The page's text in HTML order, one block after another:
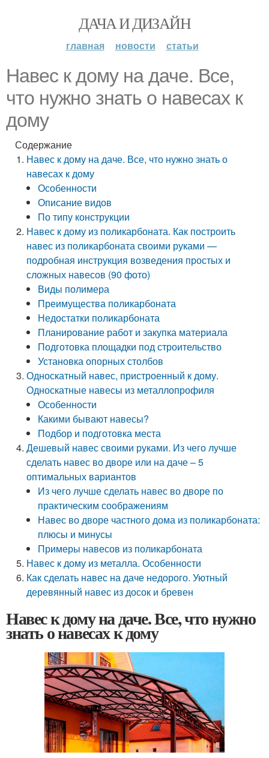
ДАЧА И ДИЗАЙН
главная новости статьи
Навес к дому на даче. Все,
что нужно знать о навесах к
дому
Содержание
Навес к дому на даче. Все, что нужно знать о
навесах к дому
Особенности
Описание видов
По типу конструкции
Навес к дому из поликарбоната. Как построить
навес из поликарбоната своими руками —
подробная инструкция возведения простых и
сложных навесов (90 фото)
Виды полимера
Преимущества поликарбоната
Недостатки поликарбоната
Планирование работ и закупка материала
Подготовка площадки под строительство
Установка опорных столбов
Односкатный навес, пристроенный к дому.
Односкатные навесы из металлопрофиля
Особенности
Какими бывают навесы?
Подбор и подготовка места
Дешевый навес своими руками. Из чего лучше
сделать навес во дворе или на даче – 5
оптимальных вариантов
Из чего лучше сделать навес во дворе по
практическим соображениям
Навес во дворе частного дома из поликарбоната:
плюсы и минусы
Примеры навесов из поликарбоната
Навес к дому из металла. Особенности
Как сделать навес на даче недорого. Уютный
деревянный навес из досок и бревен
Навес к дому на даче. Все, что нужно
знать о навесах к дому